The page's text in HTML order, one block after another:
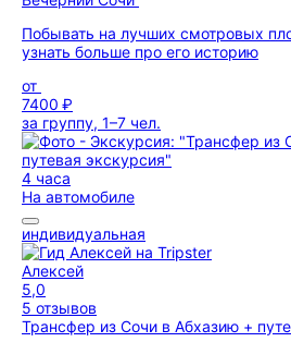
Побывать на лучших смотровых
узнать больше про его историю
от
7400 ₽
за группу, 1–7 чел.
4 часа
На автомобиле
индивидуальная
Алексей
5,0
5 отзывов
Трансфер из Сочи в Абхазию +